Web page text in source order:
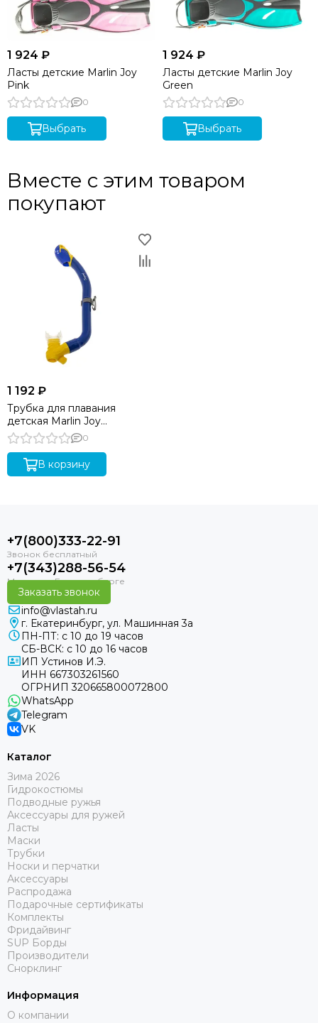
1 924 ₽
Ласты детские Marlin Joy
Pink
0
Выбрать
1 924 ₽
Ласты детские Marlin Joy
Green
0
Выбрать
Вместе с этим товаром
покупают
1 192 ₽
Трубка для плавания
детская Marlin Joy
Blue/Yellow
0
В корзину
+7(800)333-22-91
+7(343)288-56-54
Заказать звонок
info@vlastah.ru
г. Екатеринбург, ул. Машинная 3а
ПН-ПТ: с 10 до 19 часов
СБ-ВСК: с 10 до 16 часов
ИП Устинов И.Э.
ИНН 667303261560
ОГРНИП 320665800072800
WhatsApp
Telegram
VK
Каталог
Зима 2026
Гидрокостюмы
Подводные ружья
Аксессуары для ружей
Ласты
Маски
Трубки
Носки и перчатки
Аксессуары
Распродажа
Подарочные сертификаты
Комплекты
Фридайвинг
SUP Борды
Производители
Снорклинг
Информация
О компании